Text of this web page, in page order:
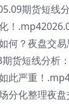
期货短线
！
何？夜盘交易
货短线分析
此严重！
分化整理夜盘